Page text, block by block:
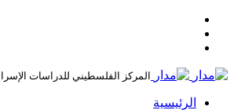
المركز الفلسطيني للدراسات
الرئيسية